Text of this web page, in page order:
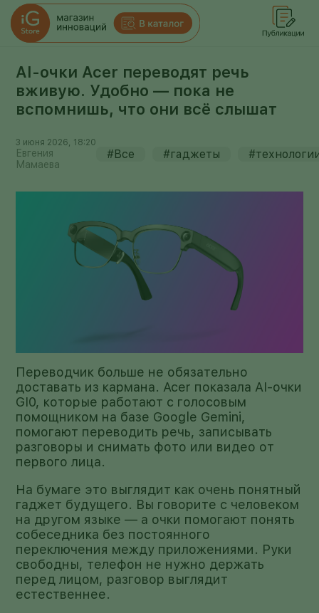
AI-очки Acer переводят речь
вживую. Удобно — пока не
вспомнишь, что они всё слышат
3 июня 2026, 18:20
Евгения
Мамаева
#Все #гаджеты
Переводчик больше не обязательно
доставать из кармана. Acer показала AI-очки
GI0, которые работают с голосовым
помощником на базе Google Gemini,
помогают переводить речь, записывать
разговоры и снимать фото или видео от
первого лица.
На бумаге это выглядит как очень понятный
гаджет будущего. Вы говорите с человеком
на другом языке — а очки помогают понять
собеседника без постоянного
переключения между приложениями. Руки
свободны, телефон не нужно держать
перед лицом, разговор выглядит
естественнее.